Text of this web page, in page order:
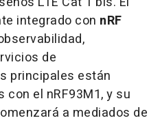
integrado con nRF
de
principales están
el nRF93M1, y su
a mediados de